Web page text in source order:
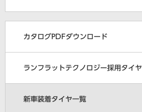
カタログPDFダウンロード
ランフラットテクノロジー採用タイヤ
新車装着タイヤ一覧